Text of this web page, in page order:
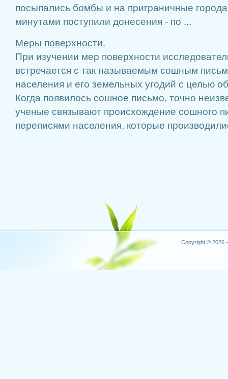
посыпались бомбы и на приграничные
минутами поступили донесения - по ...
Меры поверхности.
При изучении мер поверхности
встречается с так называемым сошным
населения и его земельных угодий с целью
Когда появилось сошное письмо, точно
ученые связывают происхожде­ние сошного
переписями населения, которые
Copyright © 2026